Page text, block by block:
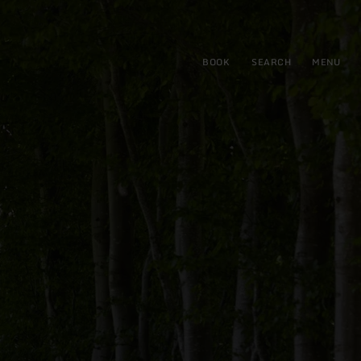
BOOK SEARCH MENU